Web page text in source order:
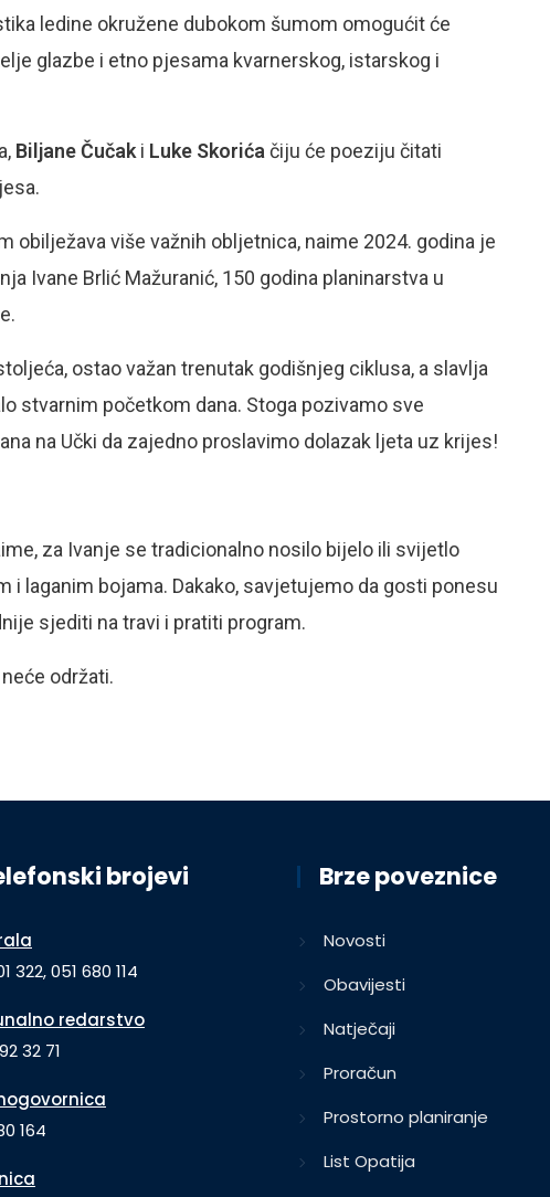
ledine okružene dubokom šumom omogućit će
glazbe i etno pjesama kvarnerskog, istarskog i
Biljane Čučak i Luke Skorića čiju će poeziju čitati
obilježava više važnih obljetnica, naime 2024. godina je
Ivane Brlić Mažuranić, 150 godina planinarstva u
ostao važan trenutak godišnjeg ciklusa, a slavlja
stvarnim početkom dana. Stoga pozivamo sve
na Učki da zajedno proslavimo dolazak ljeta uz krijes!
za Ivanje se tradicionalno nosilo bijelo ili svijetlo
i laganim bojama. Dakako, savjetujemo da gosti ponesu
sjediti na travi i pratiti program.
održati.
brojevi
322, 051 680 114
redarstvo
32 71
164
Brze poveznice
Novosti
Obavijesti
Natječaji
Proračun
Prostorno planiranje
List Opatija